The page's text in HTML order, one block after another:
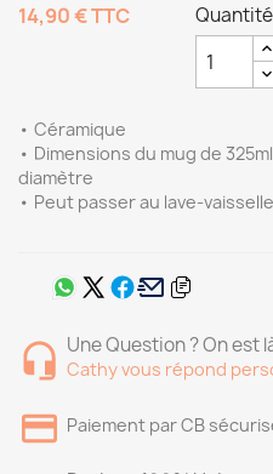
14,90 €TTC
• Céramique
• Dimensions du mug de
diamètre
• Peut passer au lave-
Quantité
Une Question ? On est
Cathy vous répond
Paiement par CB